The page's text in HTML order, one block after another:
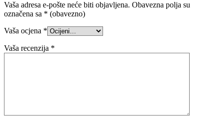
Vaša adresa e-pošte neće biti objavljena. Obavezna polja su
označena sa * (obavezno)
Vaša ocjena *
Vaša recenzija *